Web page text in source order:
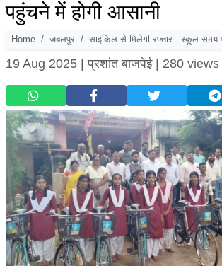
पहुंचने में होगी आसानी
Home जबलपुर साइकिल से मिलेगी रफ्तार - स्कूल समय
19 Aug 2025 |प्रशांत बाजपेई | 280 views